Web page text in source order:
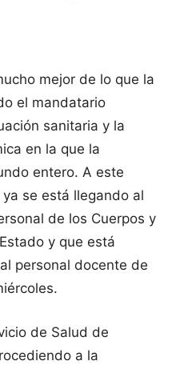
mejor de lo que la
el mandatario
sanitaria y la
en la que la
entero. A este
se está llegando al
de los Cuerpos y
y que está
personal docente de
de Salud de
a la